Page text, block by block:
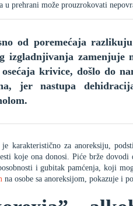
u prehrani može prouzrokovati
od poremećaja
izgladnjivanja
osećaja krivice, došlo do
jer nastupa
karakteristično za anoreksiju,
koje ona donosi. Piće brže
i gubitak pamćenja, koji
na osobe sa anoreksijom, pokazuje i